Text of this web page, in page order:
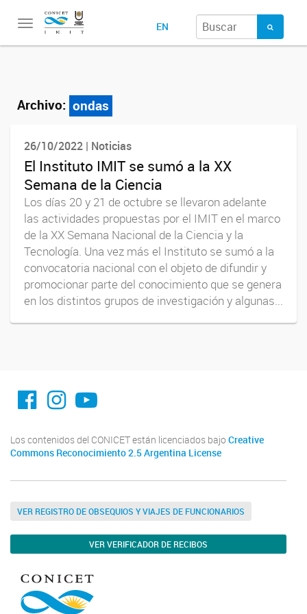
Toggle
EN
Archivo: ondas
26/10/2022 | Noticias
El Instituto IMIT se sumó a la XX
Semana de la Ciencia
Los días 20 y 21 de octubre se llevaron adelante
las actividades propuestas por el IMIT en el marco
de la XX Semana Nacional de la Ciencia y la
Tecnología. Una vez más el Instituto se sumó a la
convocatoria nacional con el objeto de difundir y
promocionar parte del conocimiento que se genera
en los distintos grupos de investigación y algunas...
facebook imit.conicet
imit.conicet
Youtube
Los contenidos del CONICET están licenciados bajo Creative
Commons Reconocimiento 2.5 Argentina License
VER REGISTRO DE OBSEQUIOS Y VIAJES DE FUNCIONARIOS
VER VERIFICADOR DE RECIBOS